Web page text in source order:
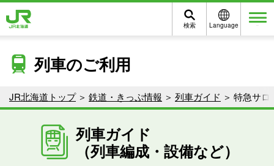
Language
検索
列車のご利用
JR北海道トップ 鉄道・きっぷ情報 列車ガイド 特急サロ
列車ガイド
（列車編成・設備など）